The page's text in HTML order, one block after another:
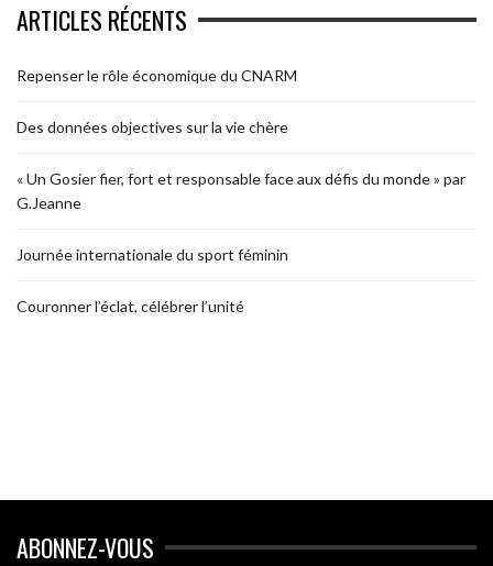
ARTICLES RÉCENTS
Repenser le rôle économique du CNARM
Des données objectives sur la vie chère
« Un Gosier fier, fort et responsable face aux défis du monde » par
G.Jeanne
Journée internationale du sport féminin
Couronner l’éclat, célébrer l’unité
ABONNEZ-VOUS